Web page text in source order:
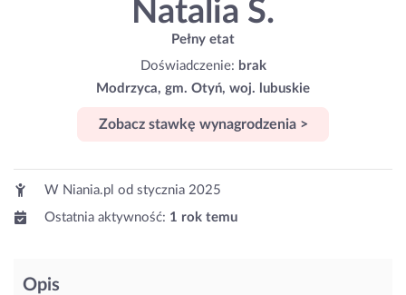
Natalia S.
Pełny etat
Doświadczenie: brak
Modrzyca, gm. Otyń, woj. lubuskie
Zobacz stawkę wynagrodzenia >
W Niania.pl od stycznia 2025
Ostatnia aktywność: 1 rok temu
Opis